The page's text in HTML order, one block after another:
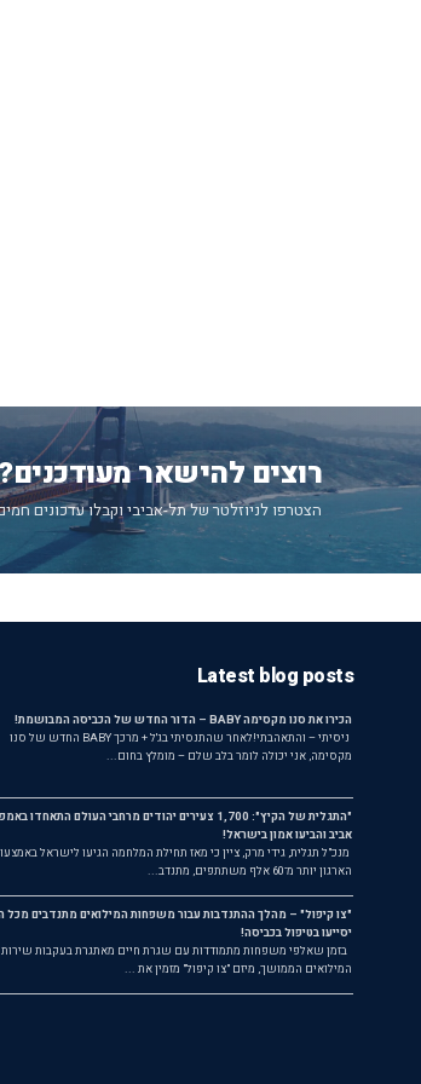
רוצים להישאר
הצטרפו לניוזלטר של תל-אביבי וקבלו עדכונים
Latest blog posts
הכירו את סנו מקסימה BABY – הדור החדש של הכביסה המבושמת!
ניסיתי – והתאהבתי!לאחר שהתנסיתי בג'ל + מרכך BABY החדש של סנו
מקסימה, אני יכולה לומר בלב שלם – מומלץ בחום...
"התגלית של הקיץ": 1,700 צעירים יהודים מרחבי העולם התאחדו
אביב והביעו אמון בישראל!
מנכ"ל תגלית, גידי מרק, ציין כי מאז תחילת המלחמה הגיעו לישראל
הארגון יותר מ־60 אלף משתתפים, מתנדב...
"צו קיפול" – מהלך ההתנדבות עבור משפחות המילואים מתנדבים מכל
יסייעו בטיפול בכביסה!
בזמן שאלפי משפחות מתמודדות עם שגרת חיים מאתגרת בעקבות שירות
המילואים הממושך, מיזם "צו קיפול" מזמין את ...